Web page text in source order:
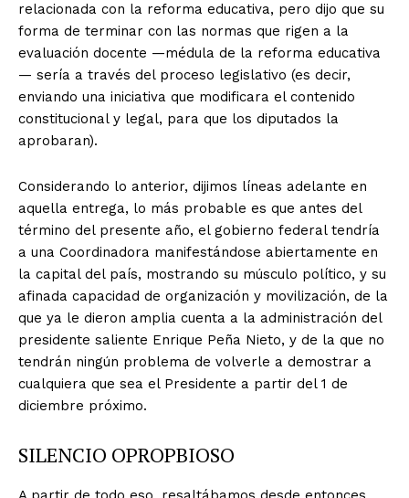
relacionada con la reforma educativa, pero dijo que su
forma de terminar con las normas que rigen a la
evaluación docente —médula de la reforma educativa
— sería a través del proceso legislativo (es decir,
enviando una iniciativa que modificara el contenido
constitucional y legal, para que los diputados la
aprobaran).
Considerando lo anterior, dijimos líneas adelante en
aquella entrega, lo más probable es que antes del
término del presente año, el gobierno federal tendría
a una Coordinadora manifestándose abiertamente en
la capital del país, mostrando su músculo político, y su
afinada capacidad de organización y movilización, de la
que ya le dieron amplia cuenta a la administración del
presidente saliente Enrique Peña Nieto, y de la que no
tendrán ningún problema de volverle a demostrar a
cualquiera que sea el Presidente a partir del 1 de
diciembre próximo.
SILENCIO OPROPBIOSO